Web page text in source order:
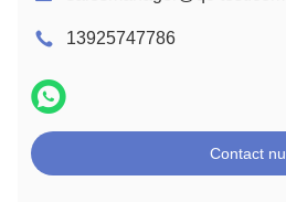
13925747786
Contact nu